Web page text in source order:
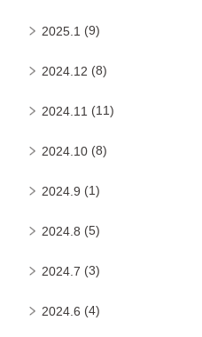
2025.1 (9)
2024.12 (8)
2024.11 (11)
2024.10 (8)
2024.9 (1)
2024.8 (5)
2024.7 (3)
2024.6 (4)